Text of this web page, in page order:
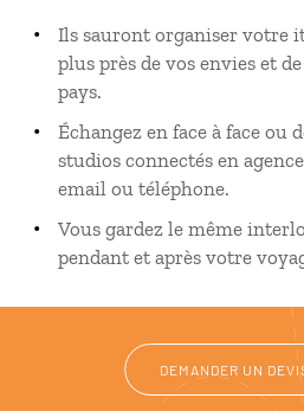
Ils sauront organiser votre
plus près de vos envies et
pays.
Échangez en face à face ou
studios connectés en
email ou téléphone.
Vous gardez le même
pendant et après votre
DEMANDER UN